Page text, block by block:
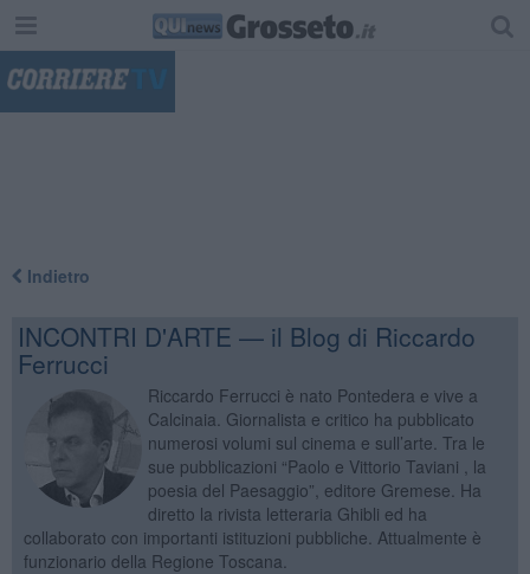
Indietro
INCONTRI D'ARTE — il Blog di Riccardo
Ferrucci
Riccardo Ferrucci è nato Pontedera e vive a
Calcinaia. Giornalista e critico ha pubblicato
numerosi volumi sul cinema e sull’arte. Tra le
sue pubblicazioni “Paolo e Vittorio Taviani , la
poesia del Paesaggio”, editore Gremese. Ha
diretto la rivista letteraria Ghibli ed ha
collaborato con importanti istituzioni pubbliche. Attualmente è
funzionario della Regione Toscana.